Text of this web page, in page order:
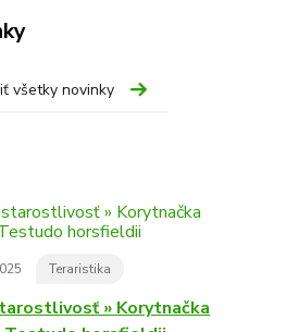
všetky novinky
Teraristika
» Korytnačka